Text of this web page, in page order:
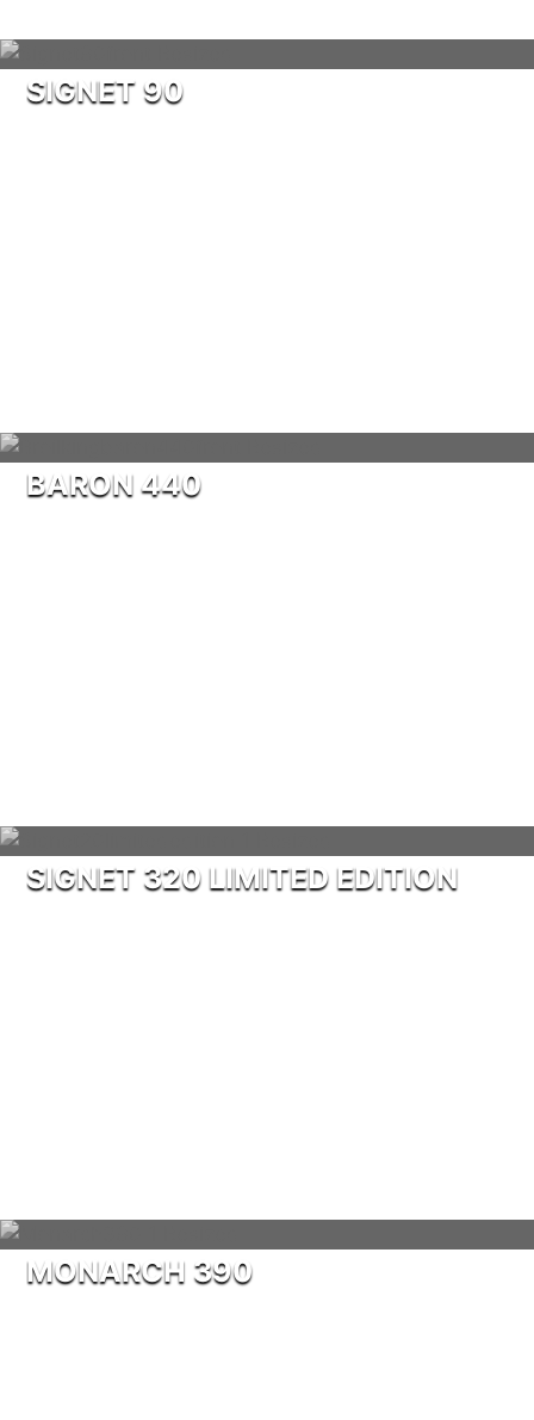
SIGNET 90
BARON 440
SIGNET 320 LIMITED EDITION
MONARCH 390